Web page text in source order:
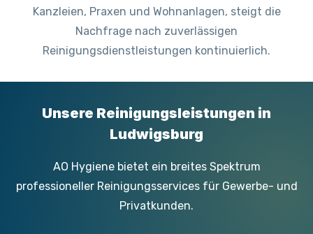
Kanzleien, Praxen und Wohnanlagen, steigt die
Nachfrage nach zuverlässigen
Reinigungsdienstleistungen kontinuierlich.
Unsere Reinigungsleistungen in
Ludwigsburg
AO Hygiene bietet ein breites Spektrum
professioneller Reinigungsservices für Gewerbe- und
Privatkunden.